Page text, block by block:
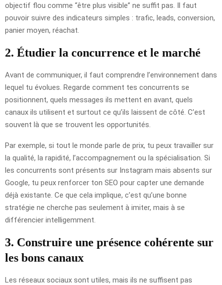
objectif flou comme “être plus visible” ne suffit pas. Il faut
pouvoir suivre des indicateurs simples : trafic, leads, conversion,
panier moyen, réachat.
2. Étudier la concurrence et le marché
Avant de communiquer, il faut comprendre l’environnement dans
lequel tu évolues. Regarde comment tes concurrents se
positionnent, quels messages ils mettent en avant, quels
canaux ils utilisent et surtout ce qu’ils laissent de côté. C’est
souvent là que se trouvent les opportunités.
Par exemple, si tout le monde parle de prix, tu peux travailler sur
la qualité, la rapidité, l’accompagnement ou la spécialisation. Si
les concurrents sont présents sur Instagram mais absents sur
Google, tu peux renforcer ton SEO pour capter une demande
déjà existante. Ce que cela implique, c’est qu’une bonne
stratégie ne cherche pas seulement à imiter, mais à se
différencier intelligemment.
3. Construire une présence cohérente sur
les bons canaux
Les réseaux sociaux sont utiles, mais ils ne suffisent pas